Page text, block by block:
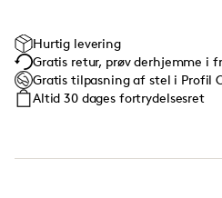
Hurtig levering
Gratis retur, prøv derhjemme i
Gratis tilpasning af stel i Profil
Altid 30 dages fortrydelsesret